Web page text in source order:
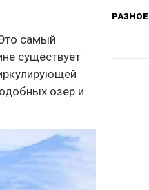
самый
существует
озер и
РАЗНОЕ